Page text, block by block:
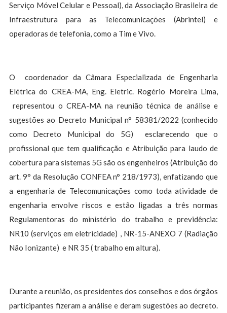
Serviço Móvel Celular e Pessoal), da Associação Brasileira de
Infraestrutura para as Telecomunicações (Abrintel) e
operadoras de telefonia, como a Tim e Vivo.
O coordenador da Câmara Especializada de Engenharia
Elétrica do CREA-MA, Eng. Eletric. Rogério Moreira Lima,
representou o CREA-MA na reunião técnica de análise e
sugestões ao Decreto Municipal n° 58381/2022 (conhecido
como Decreto Municipal do 5G) esclarecendo que o
profissional que tem qualificação e Atribuição para laudo de
cobertura para sistemas 5G são os engenheiros (Atribuição do
art. 9° da Resolução CONFEA n° 218/1973), enfatizando que
a engenharia de Telecomunicações como toda atividade de
engenharia envolve riscos e estão ligadas a três normas
Regulamentoras do ministério do trabalho e previdência:
NR10 (serviços em eletricidade) , NR-15-ANEXO 7 (Radiação
Não Ionizante) e NR 35 ( trabalho em altura).
Durante a reunião, os presidentes dos conselhos e dos órgãos
participantes fizeram a análise e deram sugestões ao decreto.